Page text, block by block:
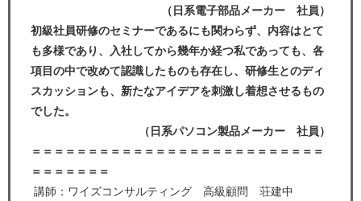
（日系電子部品メーカー 社員）
初級社員研修のセミナーであるにも関わらず、内容はとて
も多様であり、入社してから幾年か経つ私であっても、各
項目の中で改めて認識したものも存在し、研修生とのディ
スカッションも、新たなアイデアを刺激し着想させるもの
でした。
（日系パソコン製品メーカー 社員）
＝＝＝＝＝＝＝＝＝＝＝＝＝＝＝＝＝＝＝＝＝＝＝＝＝＝
＝＝＝＝＝＝＝
講師：ワイズコンサルティング 高級顧問 荘建中